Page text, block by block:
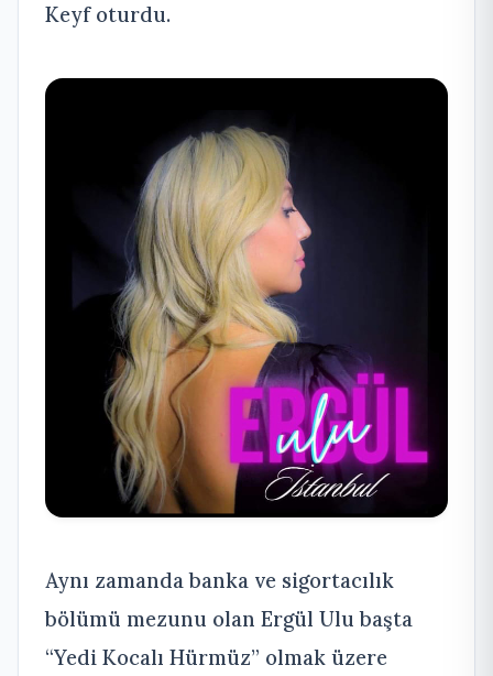
Keyf oturdu.
Aynı zamanda banka ve sigortacılık
bölümü mezunu olan Ergül Ulu başta
“Yedi Kocalı Hürmüz” olmak üzere